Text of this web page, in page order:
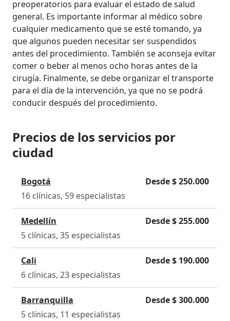
preoperatorios para evaluar el estado de salud
general. Es importante informar al médico sobre
cualquier medicamento que se esté tomando, ya
que algunos pueden necesitar ser suspendidos
antes del procedimiento. También se aconseja evitar
comer o beber al menos ocho horas antes de la
cirugía. Finalmente, se debe organizar el transporte
para el día de la intervención, ya que no se podrá
conducir después del procedimiento.
Precios de los servicios por
ciudad
Bogotá
Desde $ 250.000
16 clínicas, 59 especialistas
Medellín
Desde $ 255.000
5 clínicas, 35 especialistas
Cali
Desde $ 190.000
6 clínicas, 23 especialistas
Barranquilla
Desde $ 300.000
5 clínicas, 11 especialistas